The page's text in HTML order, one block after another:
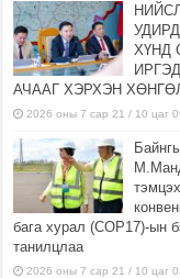
ХҮНД
АЧААГ ХЭРХЭН
2026 оны 7 сар 21 / 10 цаг
бага хурал (СОР17)-ын
танилцлаа
2026 оны 7 сар 21 / 10 цаг